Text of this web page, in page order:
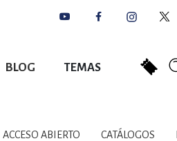
BLOG TEMAS
LITERARIOS
ACCESO ABIERTO CATÁLOGOS